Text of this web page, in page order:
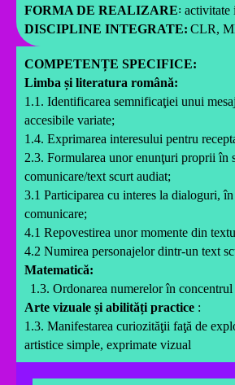
FORMA DE REALIZARE꞉ activitate
DISCIPLINE INTEGRATE: CLR,
COMPETENȚE SPECIFICE:
Limba și literatura română:
1.1. Identificarea semnificaţiei unui
accesibile variate;
1.4. Exprimarea interesului pentru
2.3. Formularea unor enunţuri proprii în
comunicare/text scurt audiat;
3.1 Participarea cu interes la dialoguri,
comunicare;
4.1 Repovestirea unor momente din
4.2 Numirea personajelor dintr-un text
Matematică:
1.3. Ordonarea numerelor în
Arte vizuale și abilități practice :
1.3. Manifestarea curiozităţii faţă de
artistice simple, exprimate vizual